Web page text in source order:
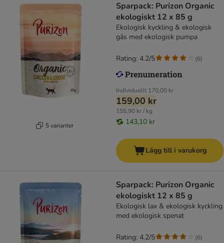
5 varianter
Sparpack: Purizon Organic
ekologiskt 12 x 85 g
Ekologisk kyckling & ekologisk
gås med ekologisk pumpa
Individuellt 170,00 kr
159,00 kr
155,90 kr / kg
143,10 kr
Rating: 4.2/5 (6)
Lägg till i varukorg
Sparpack: Purizon Organic
ekologiskt 12 x 85 g
Ekologisk lax & ekologisk kyckling
med ekologisk spenat
Rating: 4.2/5 (6)